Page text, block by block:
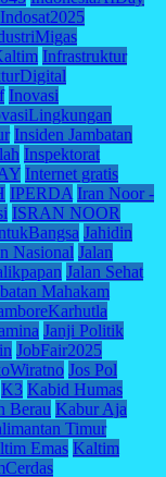
Indosat2025
Infrastruktur
Inovasi
Insiden Jambatan
Inspektorat
Internet gratis
IPERDA Iran Noor -
ISRAN NOOR
Jahidin
Nasional Jalan
Jalan Sehat
Mahakam
Janji Politik
JobFair2025
Jos Pol
K3 Kabid Humas
Berau Kabur Aja
Timur
Emas Kaltim